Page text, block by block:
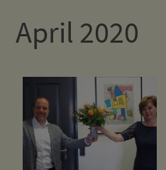
April 2020